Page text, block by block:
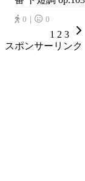
0｜ 0
1 2 3
スポンサーリンク